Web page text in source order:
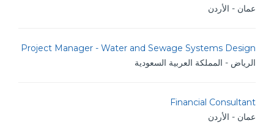
عمان - الأردن
Project Manager - Water and Sewage Systems Design
الرياض - المملكة العربية السعودية
Financial Consultant
عمان - الأردن